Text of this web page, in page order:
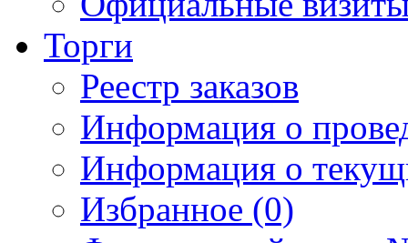
Торги
Реестр заказов
Информация о
Информация о
Избранное (0)